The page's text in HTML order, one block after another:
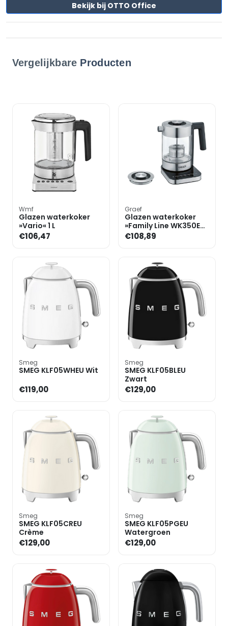
Bekijk bij OTTO Office
Vergelijkbare Producten
Wmf
Glazen waterkoker
»Vario« 1 L
€106,47
Graef
Glazen waterkoker
»Family Line WK350EU«
- 1 L
€108,89
Smeg
SMEG KLF05WHEU Wit
€119,00
Smeg
SMEG KLF05BLEU
Zwart
€129,00
Smeg
SMEG KLF05CREU
Crème
€129,00
Smeg
SMEG KLF05PGEU
Watergroen
€129,00